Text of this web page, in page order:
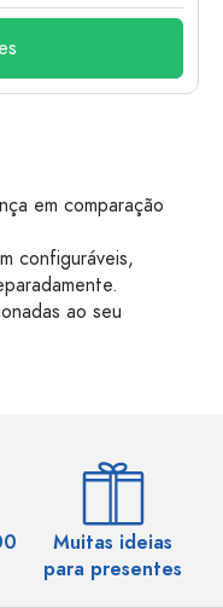
em comparação
configuráveis,
ao seu
Muitas ideias
para presentes